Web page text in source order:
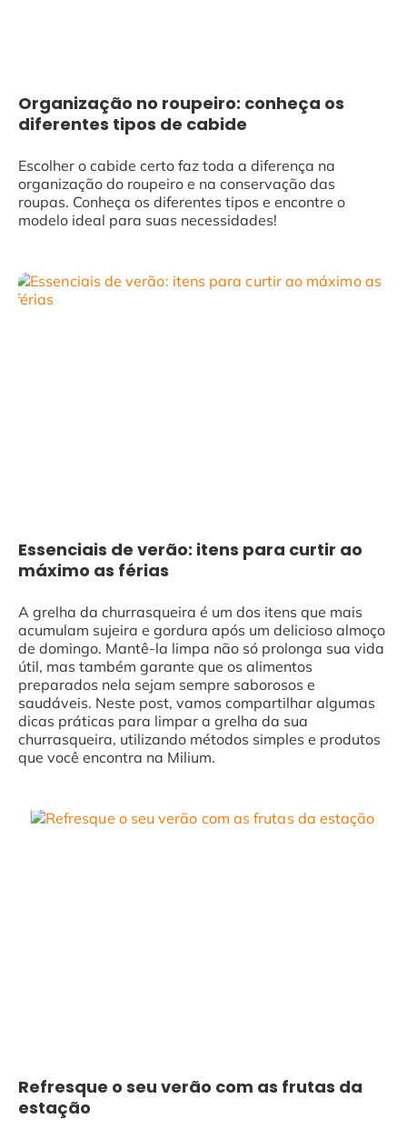
Organização no roupeiro: conheça os
diferentes tipos de cabide
Escolher o cabide certo faz toda a diferença na
organização do roupeiro e na conservação das
roupas. Conheça os diferentes tipos e encontre o
modelo ideal para suas necessidades!
Essenciais de verão: itens para curtir ao
máximo as férias
A grelha da churrasqueira é um dos itens que mais
acumulam sujeira e gordura após um delicioso almoço
de domingo. Mantê-la limpa não só prolonga sua vida
útil, mas também garante que os alimentos
preparados nela sejam sempre saborosos e
saudáveis. Neste post, vamos compartilhar algumas
dicas práticas para limpar a grelha da sua
churrasqueira, utilizando métodos simples e produtos
que você encontra na Milium.
Refresque o seu verão com as frutas da
estação